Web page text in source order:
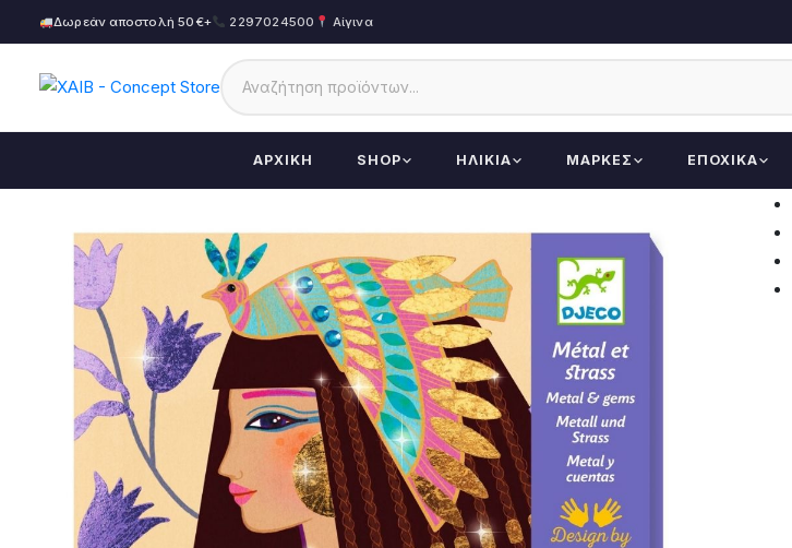
Δωρεάν αποστολή 50€+ 2297024500 Αίγινα
ΑΡΧΙΚΉ SHOP ΗΛΙΚΊΑ ΜΆΡΚΕΣ ΕΠΟΧΙΚΆ